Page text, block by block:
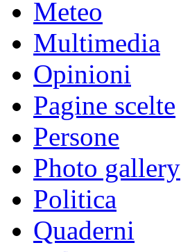
Meteo
Multimedia
Opinioni
Pagine scelte
Persone
Photo gallery
Politica
Quaderni